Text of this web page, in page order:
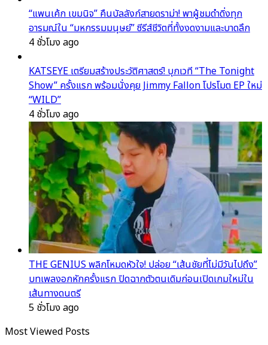
“แพนเค้ก เขมนิจ” คืนบัลลังก์สายดราม่า! พาผู้ชมดำดิ่งทุก
อารมณ์ใน “มหกรรมมนุษย์” ซีรีส์ชีวิตที่ทั้งงดงามและบาดลึก
4 ชั่วโมง ago
KATSEYE เตรียมสร้างประวัติศาสตร์! บุกเวที “The Tonight
Show” ครั้งแรก พร้อมนั่งคุย Jimmy Fallon โปรโมต EP ใหม่
“WILD”
4 ชั่วโมง ago
THE GENIUS พลิกโหมดหัวใจ! ปล่อย “เส้นชัยที่ไม่มีวันไปถึง”
บทเพลงอกหักครั้งแรก ปิดฉากตัวตนเดิมก่อนเปิดเกมใหม่ใน
เส้นทางดนตรี
5 ชั่วโมง ago
Most Viewed Posts